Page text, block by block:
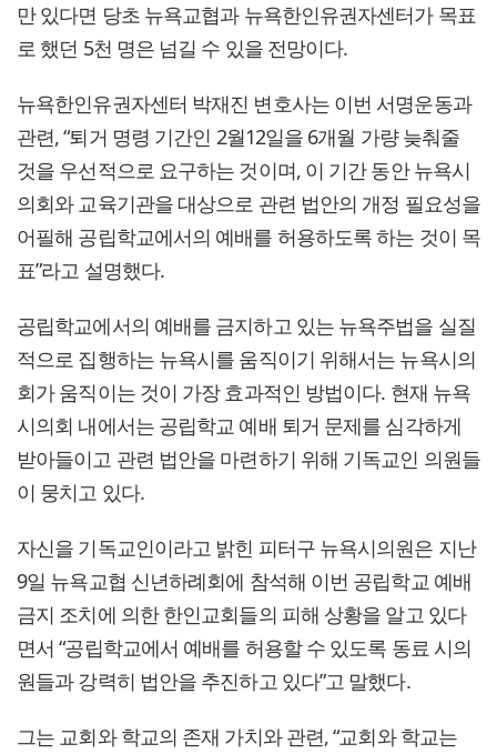
만 있다면 당초 뉴욕교협과 뉴욕한인유권자센터가 목표
로 했던 5천 명은 넘길 수 있을 전망이다.
뉴욕한인유권자센터 박재진 변호사는 이번 서명운동과
관련, “퇴거 명령 기간인 2월12일을 6개월 가량 늦춰줄
것을 우선적으로 요구하는 것이며, 이 기간 동안 뉴욕시
의회와 교육기관을 대상으로 관련 법안의 개정 필요성을
어필해 공립학교에서의 예배를 허용하도록 하는 것이 목
표”라고 설명했다.
공립학교에서의 예배를 금지하고 있는 뉴욕주법을 실질
적으로 집행하는 뉴욕시를 움직이기 위해서는 뉴욕시의
회가 움직이는 것이 가장 효과적인 방법이다. 현재 뉴욕
시의회 내에서는 공립학교 예배 퇴거 문제를 심각하게
받아들이고 관련 법안을 마련하기 위해 기독교인 의원들
이 뭉치고 있다.
자신을 기독교인이라고 밝힌 피터구 뉴욕시의원은 지난
9일 뉴욕교협 신년하례회에 참석해 이번 공립학교 예배
금지 조치에 의한 한인교회들의 피해 상황을 알고 있다
면서 “공립학교에서 예배를 허용할 수 있도록 동료 시의
원들과 강력히 법안을 추진하고 있다”고 말했다.
그는 교회와 학교의 존재 가치와 관련, “교회와 학교는